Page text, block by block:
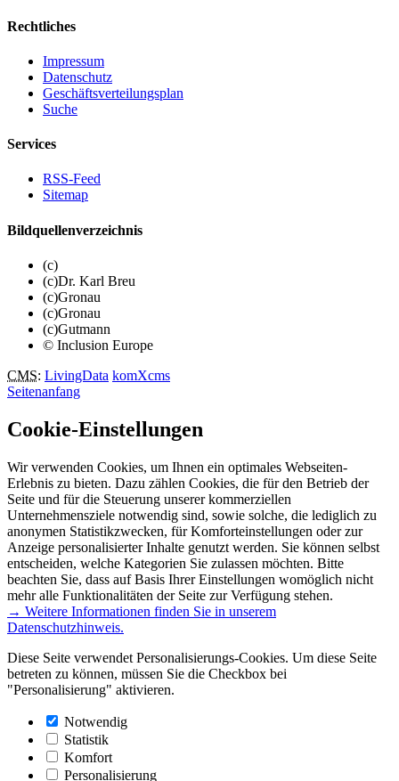
Rechtliches
Impressum
Datenschutz
Geschäftsverteilungsplan
Suche
Services
RSS-Feed
Sitemap
Bildquellenverzeichnis
(c)
(c)Dr. Karl Breu
(c)Gronau
(c)Gronau
(c)Gutmann
© Inclusion Europe
CMS: LivingData komXcms
Seitenanfang
Cookie-Einstellungen
Wir verwenden Cookies, um Ihnen ein optimales Webseiten-
Erlebnis zu bieten. Dazu zählen Cookies, die für den Betrieb der
Seite und für die Steuerung unserer kommerziellen
Unternehmensziele notwendig sind, sowie solche, die lediglich zu
anonymen Statistikzwecken, für Komforteinstellungen oder zur
Anzeige personalisierter Inhalte genutzt werden. Sie können selbst
entscheiden, welche Kategorien Sie zulassen möchten. Bitte
beachten Sie, dass auf Basis Ihrer Einstellungen womöglich nicht
mehr alle Funktionalitäten der Seite zur Verfügung stehen.
→ Weitere Informationen finden Sie in unserem
Datenschutzhinweis.
Diese Seite verwendet Personalisierungs-Cookies. Um diese Seite
betreten zu können, müssen Sie die Checkbox bei
"Personalisierung" aktivieren.
Notwendig
Statistik
Komfort
Personalisierung